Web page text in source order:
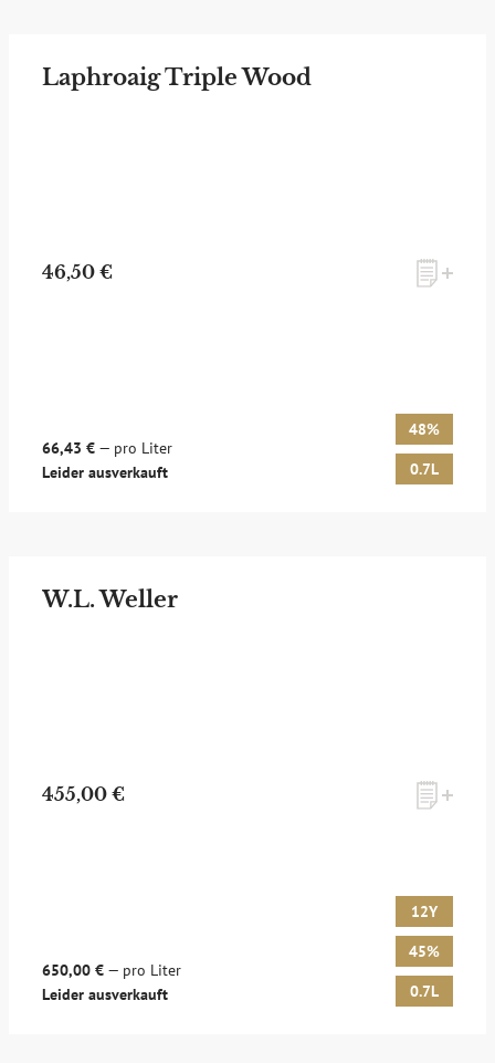
Laphroaig Triple Wood
46,50 €
66,43 € — pro Liter
Leider ausverkauft
48%
0.7L
W.L. Weller
455,00 €
650,00 € — pro Liter
Leider ausverkauft
12Y
45%
0.7L